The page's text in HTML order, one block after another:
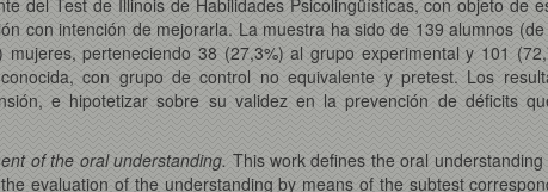
con intención de mejorarla. La muestra ha sido de 139 alumnos
perteneciendo 38 (27,3%) al grupo experimental y 101
con grupo de control no equivalente y pretest. Los
e hipotetizar sobre su validez en la prevención de déficits
of the oral understanding. This work defines the oral
evaluation of the understanding by means of the subtest